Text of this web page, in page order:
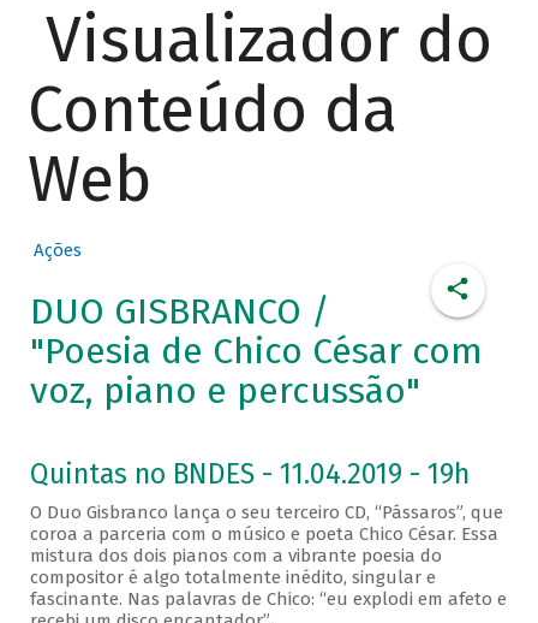
Visualizador do
Conteúdo da
Web
Ações
DUO GISBRANCO /
"Poesia de Chico César com
voz, piano e percussão"
Quintas no BNDES - 11.04.2019 - 19h
O Duo Gisbranco lança o seu terceiro CD, “Pássaros”, que
coroa a parceria com o músico e poeta Chico César. Essa
mistura dos dois pianos com a vibrante poesia do
compositor é algo totalmente inédito, singular e
fascinante. Nas palavras de Chico: “eu explodi em afeto e